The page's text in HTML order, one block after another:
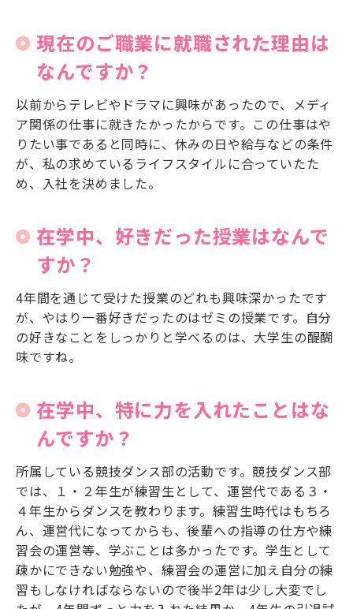
現在のご職業に就職された理由は
なんですか？
以前からテレビやドラマに興味があったので、メディ
ア関係の仕事に就きたかったからです。この仕事はや
りたい事であると同時に、休みの日や給与などの条件
が、私の求めているライフスタイルに合っていたた
め、入社を決めました。
在学中、好きだった授業はなんで
すか？
4年間を通じて受けた授業のどれも興味深かったです
が、やはり一番好きだったのはゼミの授業です。自分
の好きなことをしっかりと学べるのは、大学生の醍醐
味ですね。
在学中、特に力を入れたことはな
んですか？
所属している競技ダンス部の活動です。競技ダンス部
では、１・２年生が練習生として、運営代である３・
４年生からダンスを教わります。練習生時代はもちろ
ん、運営代になってからも、後輩への指導の仕方や練
習会の運営等、学ぶことは多かったです。学生として
疎かにできない勉強や、練習会の運営に加え自分の練
習もしなければならないので後半2年は少し大変でし